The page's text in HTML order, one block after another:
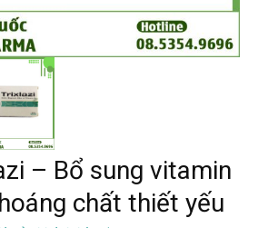
– Bổ sung vitamin
chất thiết yếu